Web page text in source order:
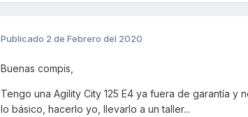
Publicado 2 de Febrero del 2020
Buenas compis,
Tengo una Agility City 125 E4 ya fuera de garantía y
lo básico, hacerlo yo, llevarlo a un taller...